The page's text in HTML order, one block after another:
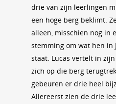
drie van zijn leerlingen
een hoge berg beklimt.
alleen, misschien nog in
stemming om wat hen in
staat. Lucas vertelt in
zich op die berg
gebeuren er drie heel
Allereerst zien de drie